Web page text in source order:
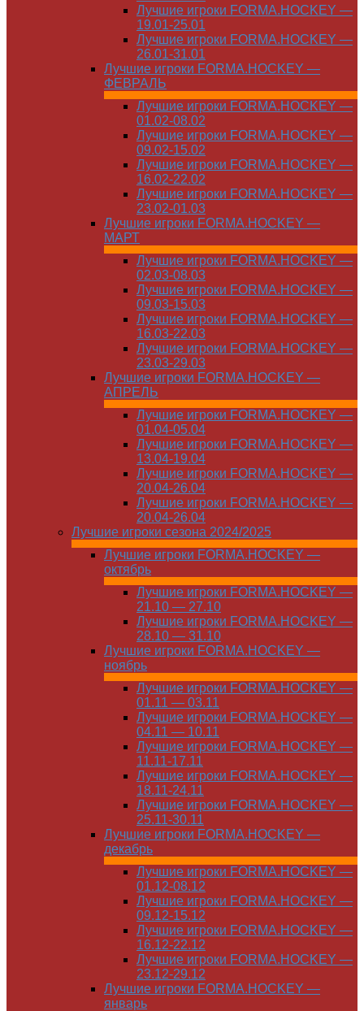
Лучшие игроки FORMA.HOCKEY —
19.01-25.01
Лучшие игроки FORMA.HOCKEY —
26.01-31.01
Лучшие игроки FORMA.HOCKEY —
ФЕВРАЛЬ
Лучшие игроки FORMA.HOCKEY —
01.02-08.02
Лучшие игроки FORMA.HOCKEY —
09.02-15.02
Лучшие игроки FORMA.HOCKEY —
16.02-22.02
Лучшие игроки FORMA.HOCKEY —
23.02-01.03
Лучшие игроки FORMA.HOCKEY —
МАРТ
Лучшие игроки FORMA.HOCKEY —
02.03-08.03
Лучшие игроки FORMA.HOCKEY —
09.03-15.03
Лучшие игроки FORMA.HOCKEY —
16.03-22.03
Лучшие игроки FORMA.HOCKEY —
23.03-29.03
Лучшие игроки FORMA.HOCKEY —
АПРЕЛЬ
Лучшие игроки FORMA.HOCKEY —
01.04-05.04
Лучшие игроки FORMA.HOCKEY —
13.04-19.04
Лучшие игроки FORMA.HOCKEY —
20.04-26.04
Лучшие игроки FORMA.HOCKEY —
20.04-26.04
Лучшие игроки сезона 2024/2025
Лучшие игроки FORMA.HOCKEY —
октябрь
Лучшие игроки FORMA.HOCKEY —
21.10 — 27.10
Лучшие игроки FORMA.HOCKEY —
28.10 — 31.10
Лучшие игроки FORMA.HOCKEY —
ноябрь
Лучшие игроки FORMA.HOCKEY —
01.11 — 03.11
Лучшие игроки FORMA.HOCKEY —
04.11 — 10.11
Лучшие игроки FORMA.HOCKEY —
11.11-17.11
Лучшие игроки FORMA.HOCKEY —
18.11-24.11
Лучшие игроки FORMA.HOCKEY —
25.11-30.11
Лучшие игроки FORMA.HOCKEY —
декабрь
Лучшие игроки FORMA.HOCKEY —
01.12-08.12
Лучшие игроки FORMA.HOCKEY —
09.12-15.12
Лучшие игроки FORMA.HOCKEY —
16.12-22.12
Лучшие игроки FORMA.HOCKEY —
23.12-29.12
Лучшие игроки FORMA.HOCKEY —
январь